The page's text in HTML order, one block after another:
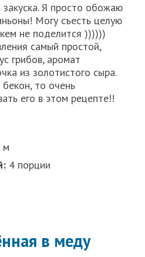
закуска. Я просто обожаю
Могу съесть целую
не поделится ))))))
самый простой,
грибов, аромат
из золотистого сыра.
то очень
его в этом рецепте!!
м
4 порции
в меду